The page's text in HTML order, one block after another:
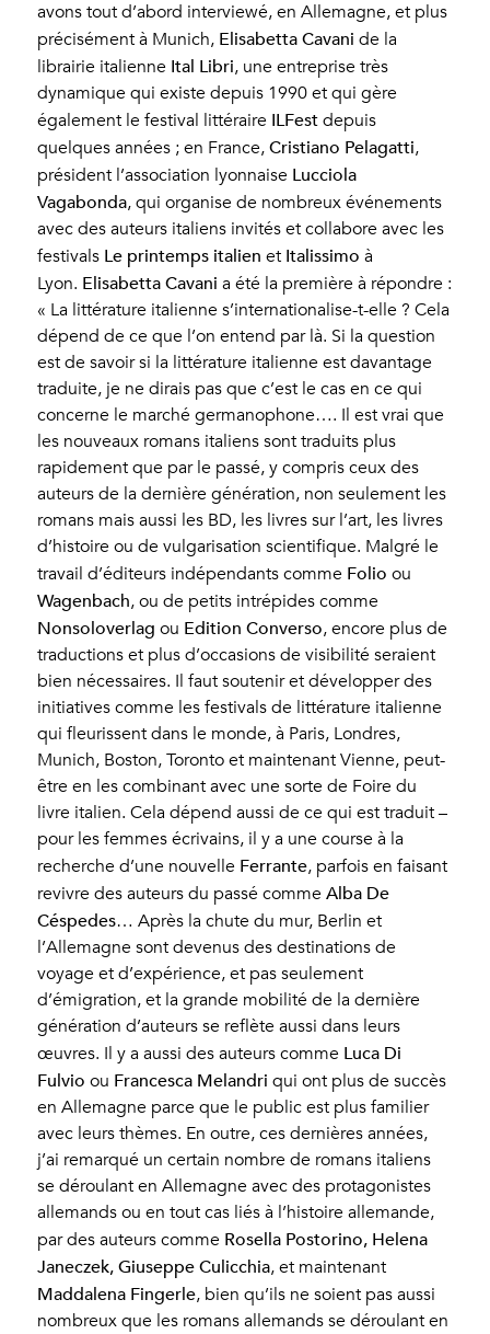
avons tout d’abord interviewé, en Allemagne, et plus
précisément à Munich, Elisabetta Cavani de la
librairie italienne Ital Libri, une entreprise très
dynamique qui existe depuis 1990 et qui gère
également le festival littéraire ILFest depuis
quelques années ; en France,Cristiano Pelagatti,
président l’association lyonnaise Lucciola
Vagabonda, qui organise de nombreux événements
avec des auteurs italiens invités et collabore avec les
festivals Le printemps italien et Italissimo à
Lyon. Elisabetta Cavani a été la première à répondre :
« La littérature italienne s’internationalise-t-elle ? Cela
dépend de ce que l’on entend par là. Si la question
est de savoir si la littérature italienne est davantage
traduite, je ne dirais pas que c’est le cas en ce qui
concerne le marché germanophone…. Il est vrai que
les nouveaux romans italiens sont traduits plus
rapidement que par le passé, y compris ceux des
auteurs de la dernière génération, non seulement les
romans mais aussi les BD, les livres sur l’art, les livres
d’histoire ou de vulgarisation scientifique. Malgré le
travail d’éditeurs indépendants comme Folio ou
Wagenbach, ou de petits intrépides comme
Nonsoloverlag ou Edition Converso, encore plus de
traductions et plus d’occasions de visibilité seraient
bien nécessaires. Il faut soutenir et développer des
initiatives comme les festivals de littérature italienne
qui fleurissent dans le monde, à Paris, Londres,
Munich, Boston, Toronto et maintenant Vienne, peut-
être en les combinant avec une sorte de Foire du
livre italien. Cela dépend aussi de ce qui est traduit –
pour les femmes écrivains, il y a une course à la
recherche d’une nouvelle Ferrante, parfois en faisant
revivre des auteurs du passé commeAlba De
Céspedes… Après la chute du mur, Berlin et
l’Allemagne sont devenus des destinations de
voyage et d’expérience, et pas seulement
d’émigration, et la grande mobilité de la dernière
génération d’auteurs se reflète aussi dans leurs
œuvres. Il y a aussi des auteurs comme Luca Di
Fulvio ou Francesca Melandri qui ont plus de succès
en Allemagne parce que le public est plus familier
avec leurs thèmes. En outre, ces dernières années,
j’ai remarqué un certain nombre de romans italiens
se déroulant en Allemagne avec des protagonistes
allemands ou en tout cas liés à l’histoire allemande,
par des auteurs comme Rosella Postorino, Helena
Janeczek, Giuseppe Culicchia, et maintenant
Maddalena Fingerle, bien qu’ils ne soient pas aussi
nombreux que les romans allemands se déroulant en